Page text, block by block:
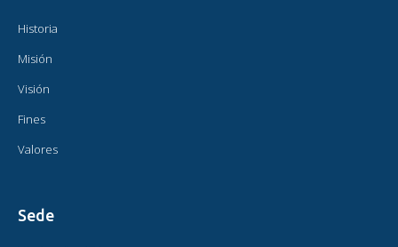
Historia
Misión
Visión
Fines
Valores
Sede